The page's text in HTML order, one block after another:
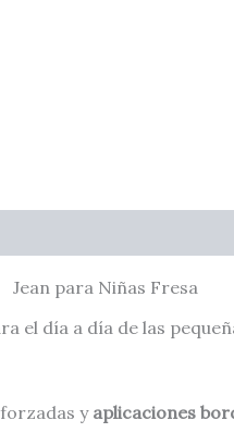
Jean para Niñas Fresa
el día a día de las
yaplicaciones